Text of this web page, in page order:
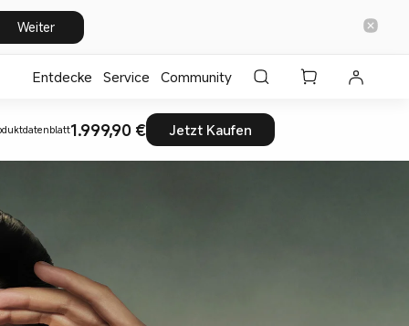
Weiter
Entdecke ⁣Service Community
1.999,90 € Jetzt Kaufen